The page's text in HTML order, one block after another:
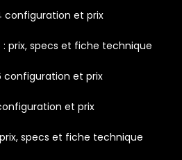
configuration et prix
: prix, specs et fiche technique
configuration et prix
et prix
specs et fiche technique